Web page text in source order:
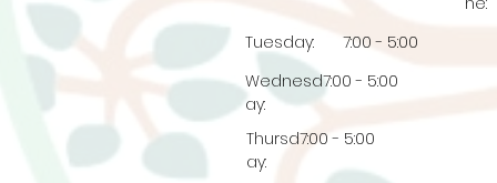
Tuesday:
7:00 - 5:00
Wednesd
ay:
7:00 - 5:00
Thursd
ay:
7:00 - 5:00